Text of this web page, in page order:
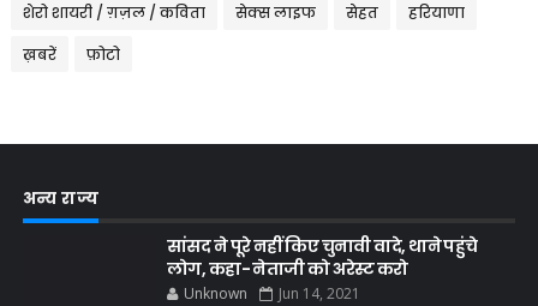
शेरो शायरी / ग़ज़ल / कविता सेक्स लाइफ सेहत हरियाणा
ख़बरें फ़ोटो
अन्य राज्य
सांसद ने पूरे नहीं किए चुनावी वादे, थाने पहुंचे
लोग, कहा- नेताजी को अरेस्ट करो
Unknown Jun 14, 2021